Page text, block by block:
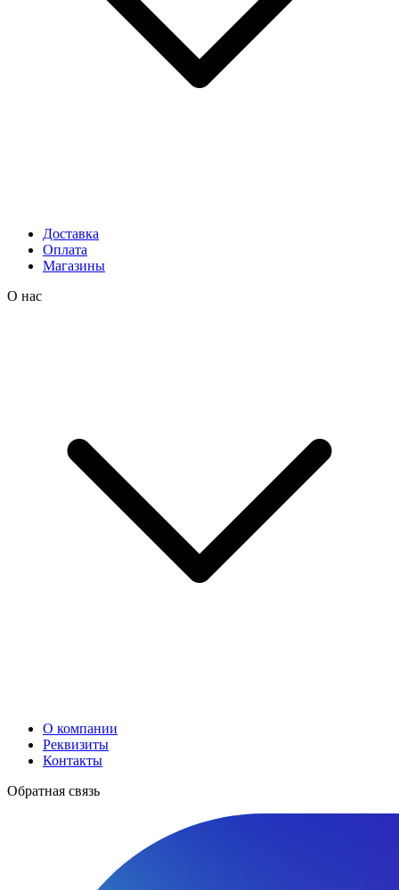
Доставка
Оплата
Магазины
О нас
О компании
Реквизиты
Контакты
Обратная связь